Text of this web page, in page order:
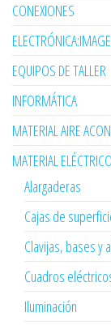
CONEXIONES
EQUIPOS DE TALLER
INFORMÁTICA
MATERIAL AIRE
MATERIAL ELÉCTRICO
Alargaderas
Cajas de
Clavijas, bases y
Cuadros
Iluminación